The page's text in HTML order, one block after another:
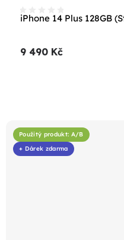
iPhone 14 Plus 128GB
9 490 Kč
Použitý produkt: A/B
+ Dárek zdarma